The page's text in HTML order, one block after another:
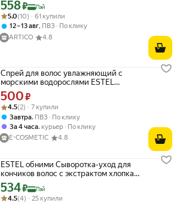
Цена с картой Яндекс Пэй 558 ₽ вместо
558₽ Пэй
Рейтинг товара: 5.0 из 5
Оценок: (10) · 61 купили
5.0(10) · 61 купили
12 – 13 авг ПВЗ
По клику
ARTICO
4.8
Спрей для волос увлажняющий с
морскими водорослями ESTEL
PROFESSIONAL Обними Путь воды 150
мл
Цена 500 ₽ вместо
500₽
Рейтинг товара: 4.5 из 5
Оценок: (2) · 7 купили
4.5(2) · 7 купили
Завтра, ПВЗ
По клику
За 4 часа, курьер
По клику
E-COSMETIC
4.8
ESTEL обними Сыворотка-уход для
кончиков волос с экстрактом хлопка
"Объятия заботы", 100 мл
Цена с картой Яндекс Пэй 534 ₽ вместо
534₽ Пэй
Рейтинг товара: 4.5 из 5
Оценок: (4) · 25 купили
4.5(4) · 25 купили